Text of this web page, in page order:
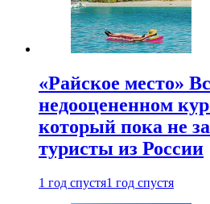
«Райское место»
недооцененном
который пока не
туристы из России
1 год спустя1 год спустя